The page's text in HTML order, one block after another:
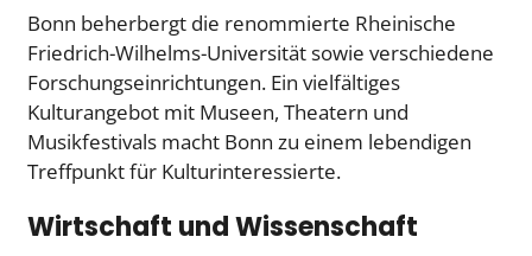
Bonn beherbergt die renommierte Rheinische
Friedrich-Wilhelms-Universität sowie verschiedene
Forschungseinrichtungen. Ein vielfältiges
Kulturangebot mit Museen, Theatern und
Musikfestivals macht Bonn zu einem lebendigen
Treffpunkt für Kulturinteressierte.
Wirtschaft und Wissenschaft